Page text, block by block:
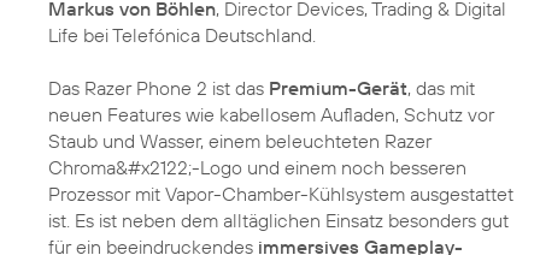
Markus von Böhlen, Director Devices, Trading & Digital
Life bei Telefónica Deutschland.
Das Razer Phone 2 ist das Premium-Gerät, das mit
neuen Features wie kabellosem Aufladen, Schutz vor
Staub und Wasser, einem beleuchteten Razer
Chroma&#x2122;-Logo und einem noch besseren
Prozessor mit Vapor-Chamber-Kühlsystem ausgestattet
ist. Es ist neben dem alltäglichen Einsatz besonders gut
für ein beeindruckendes immersives Gameplay-